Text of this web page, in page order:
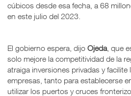
cúbicos desde esa fecha, a 68
en este julio del 2023.
El gobierno espera, dijo Ojeda, que
solo mejore la competitividad de la
atraiga inversiones privadas y facilite
empresas, tanto para establecerse
utilizar los puertos y cruces